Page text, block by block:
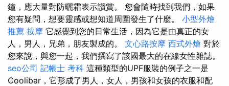
鐘，應大量對防曬霜表示讚賞。 您會隨時找到我們，如果
您有疑問，想要靈感或想知道周圍發生了什麼。 小型外燴
推薦 按摩 它感覺到您的日常生活，因為它是由真正的女
人，男人，兄弟，朋友製成的。 文心路按摩 西式外燴 對於
您來說，與您一起，我們撰寫了該國最大的在線女性雜誌。
seo公司 記帳士 考科 這種類型的UPF服裝的例子之一是
Coolibar，它形成了男人，女人，男孩和女孩的衣服和配